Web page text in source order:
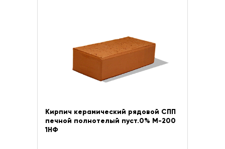
Кирпич керамический рядовой СПП
печной полнотелый пуст.0% М-200
1НФ